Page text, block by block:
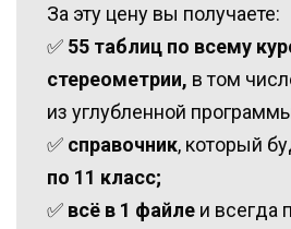
За эту цену вы получаете:
✅ 55 таблиц по всему
стереометрии, в том
из углубленной
✅ справочник, который
по 11 класс;
✅всё в 1 файле и всегда